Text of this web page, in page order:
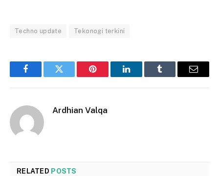
Techno update Tekonogi terkini
FacebookTwitter Pinterest LinkedInTumblr Email
Ardhian Valqa
RELATED POSTS